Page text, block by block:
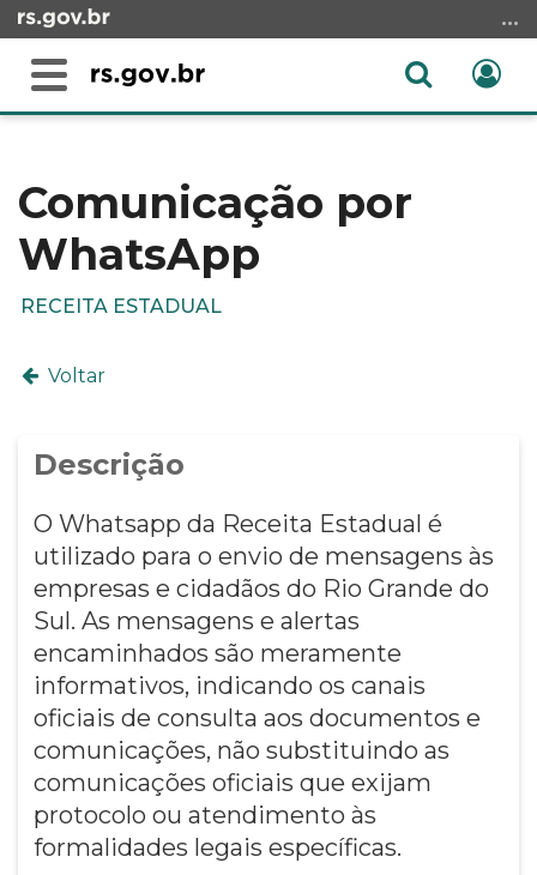
para
conteúdo
menu
para
Alterna
Abrir
conteúdo
Comunicação por
WhatsApp
RECEITA ESTADUAL
Voltar
Descrição
O Whatsapp da Receita Estadual é
utilizado para o envio de mensagens às
empresas e cidadãos do Rio Grande do
Sul. As mensagens e alertas
encaminhados são meramente
informativos, indicando os canais
oficiais de consulta aos documentos e
comunicações, não substituindo as
comunicações oficiais que exijam
protocolo ou atendimento às
formalidades legais específicas.